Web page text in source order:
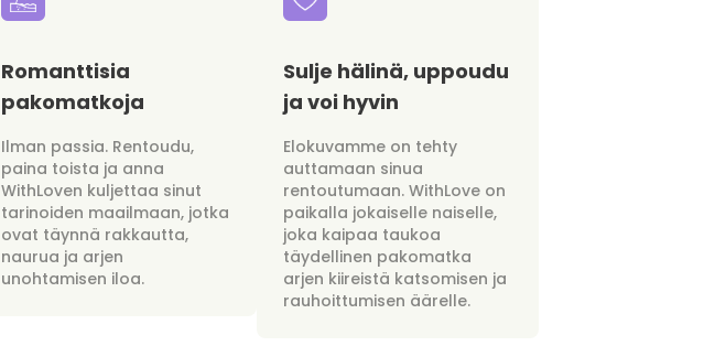
Romanttisia
pakomatkoja
Ilman passia. Rentoudu,
paina toista ja anna
WithLoven kuljettaa sinut
tarinoiden maailmaan, jotka
ovat täynnä rakkautta,
naurua ja arjen
unohtamisen iloa.
Sulje hälinä, uppoudu
ja voi hyvin
Elokuvamme on tehty
auttamaan sinua
rentoutumaan. WithLove on
paikalla jokaiselle naiselle,
joka kaipaa taukoa
täydellinen pakomatka
arjen kiireistä katsomisen ja
rauhoittumisen äärelle.